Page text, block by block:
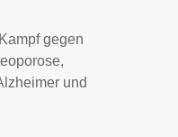
gegen
und